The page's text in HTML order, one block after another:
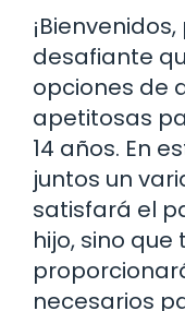
desafiante
opciones de
apetitosas
14 años. En
juntos un
satisfará el
hijo, sino
necesarios